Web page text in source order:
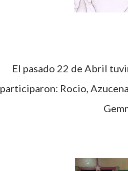
El pasado 22 de Abril tuvimos un taller de jabones en Móstoles, en el que
participaron: Rocio,